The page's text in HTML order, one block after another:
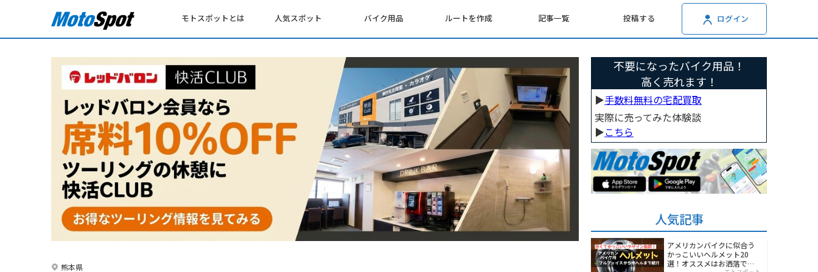
モトスポットとは 人気スポット バイク用品 ルートを作成 記事一覧 投稿する ログイン
熊本県
不要になったバイク用品！
高く売れます！
▶︎手数料無料の宅配買取
実際に売ってみた体験談
▶︎こちら
人気記事
アメリカンバイクに似合う
かっこいいヘルメット20
選！オススメはお洒落でワ